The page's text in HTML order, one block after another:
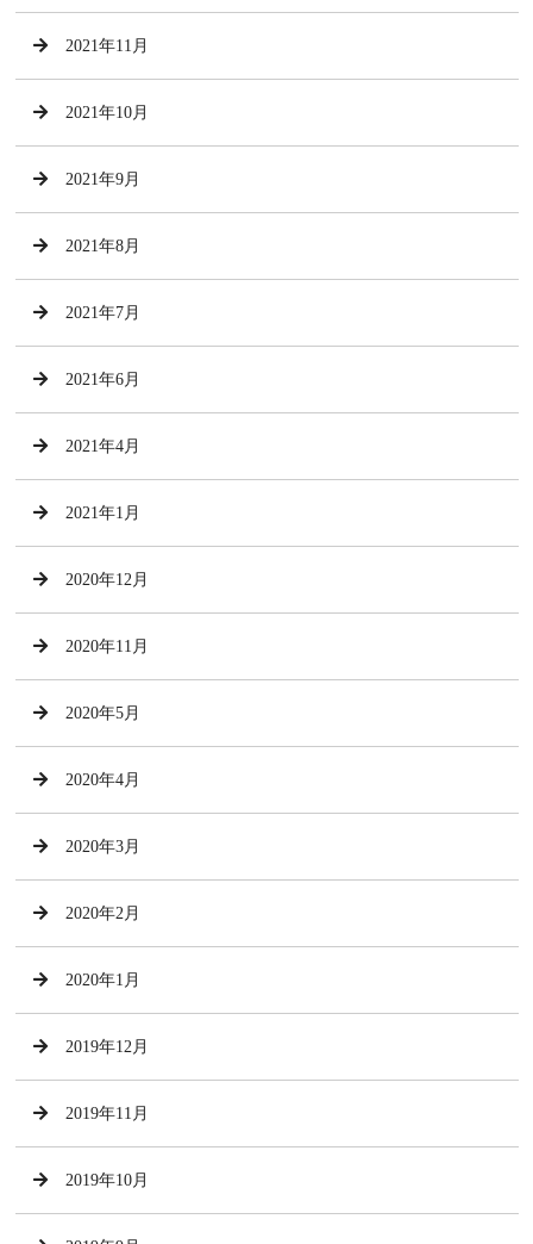
2021年11月
2021年10月
2021年9月
2021年8月
2021年7月
2021年6月
2021年4月
2021年1月
2020年12月
2020年11月
2020年5月
2020年4月
2020年3月
2020年2月
2020年1月
2019年12月
2019年11月
2019年10月